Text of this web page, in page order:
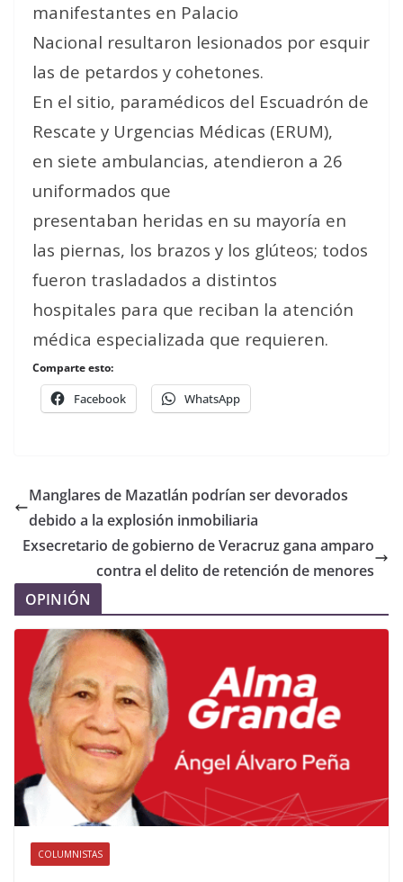
manifestantes en Palacio
Nacional resultaron lesionados por esquir
las de petardos y cohetones.
En el sitio, paramédicos del Escuadrón de
Rescate y Urgencias Médicas (ERUM),
en siete ambulancias, atendieron a 26
uniformados que
presentaban heridas en su mayoría en
las piernas, los brazos y los glúteos; todos
fueron trasladados a distintos
hospitales para que reciban la atención
médica especializada que requieren.
Comparte esto:
Facebook WhatsApp
Manglares de Mazatlán podrían ser devorados
debido a la explosión inmobiliaria
Exsecretario de gobierno de Veracruz gana amparo
contra el delito de retención de menores
OPINIÓN
COLUMNISTAS